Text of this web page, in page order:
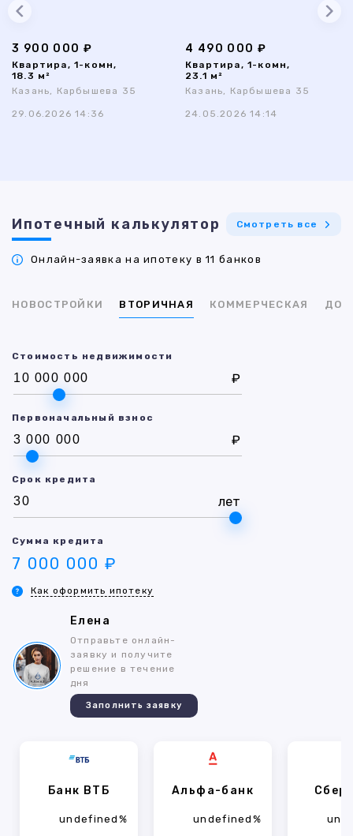
3 900 000 ₽
Квартира, 1-комн,
18.3 м²
Казань, Карбышева 35
29.06.2026 14:36
4 490 000 ₽
Квартира, 1-комн,
23.1 м²
Казань, Карбышева 35
24.05.2026 14:14
Ипотечный калькулятор Смотреть все
Онлайн-заявка на ипотеку в 11 банков
НОВОСТРОЙКИ ВТОРИЧНАЯ КОММЕРЧЕСКАЯ ДОМ
Стоимость недвижимости
₽
Первоначальный взнос
₽
Срок кредита
лет
Сумма кредита
7 000 000 ₽
Как оформить ипотеку
Елена
Отправьте онлайн-
заявку и получите
решение в течение
дня
Заполнить заявку
Банк ВТБ
undefined%
Альфа-банк
undefined%